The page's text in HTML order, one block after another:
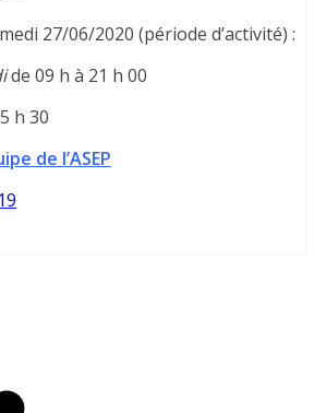
27/06/2020 (période d’activité) :
de 09 h à 21 h 00
h 30
de l’ASEP